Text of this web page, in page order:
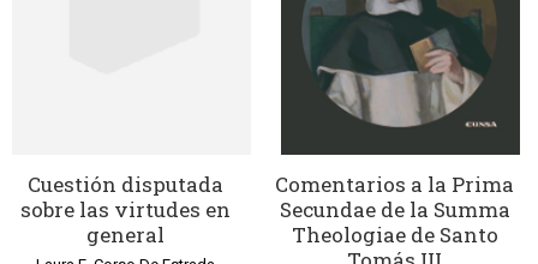
Cuestión disputada
sobre las virtudes en
general
Comentarios a la Prima
Secundae de la Summa
Theologiae de Santo